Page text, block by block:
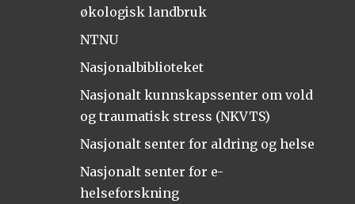
økologisk landbruk
NTNU
Nasjonalbiblioteket
Nasjonalt kunnskapssenter om vold
og traumatisk stress (NKVTS)
Nasjonalt senter for aldring og helse
Nasjonalt senter for e-
helseforskning